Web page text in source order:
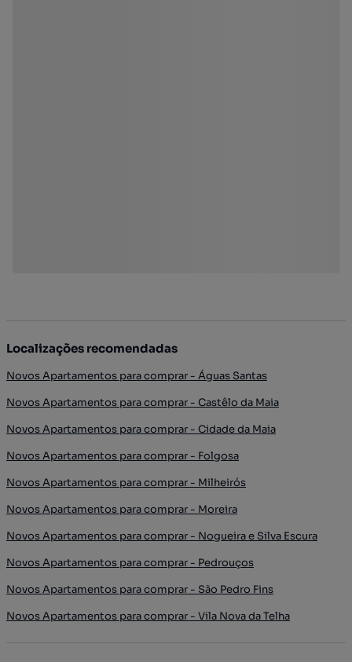
Localizações recomendadas
Novos Apartamentos para comprar - Águas Santas
Novos Apartamentos para comprar - Castêlo da Maia
Novos Apartamentos para comprar - Cidade da Maia
Novos Apartamentos para comprar - Folgosa
Novos Apartamentos para comprar - Milheirós
Novos Apartamentos para comprar - Moreira
Novos Apartamentos para comprar - Nogueira e Silva Escura
Novos Apartamentos para comprar - Pedrouços
Novos Apartamentos para comprar - São Pedro Fins
Novos Apartamentos para comprar - Vila Nova da Telha